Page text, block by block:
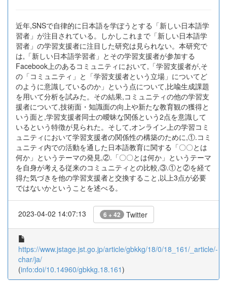
近年,SNSで自律的に日本語を学ぼうとする「新しい日本語学
習者」が注目されている。しかしこれまで「新しい日本語学
習者」の学習支援者に注目した研究は見られない。本研究で
は,「新しい日本語学習者」とその学習支援者が参加する
Facebook上のあるコミュニティにおいて,「学習支援者が,そ
の「コミュニティ」と「学習支援者という立場」についてど
のように意識しているのか」という点について,比喩生成課題
を用いて分析を試みた。その結果,コミュニティの他の学習支
援者について,技術面・知識面の向上や新たな教育観の獲得と
いう面と,学習支援者同士の曖昧な関係という2点を意識して
いるという特徴が見られた。そして,オンライン上の学習コミ
ュニティにおいて学習支援者の関係性の構築のために,①.コミ
ュニティ内での活動を通した日本語教育に関する「〇〇とは
何か」というテーマの発見,②.「〇〇とは何か」というテーマ
を自身が考える従来のコミュニティとの比較,③.①と②を経て
得た気づきを他の学習支援者と交換すること,以上3点が必要
ではないかということを述べる。
2023-04-02 14:07:13 6 + 42 Twitter
https://www.jstage.jst.go.jp/article/gbkkg/18/0/18_161/_article/-
char/ja/
(info:doi/10.14960/gbkkg.18.161)